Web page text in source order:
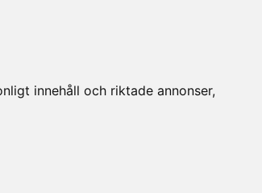
innehåll och riktade annonser,